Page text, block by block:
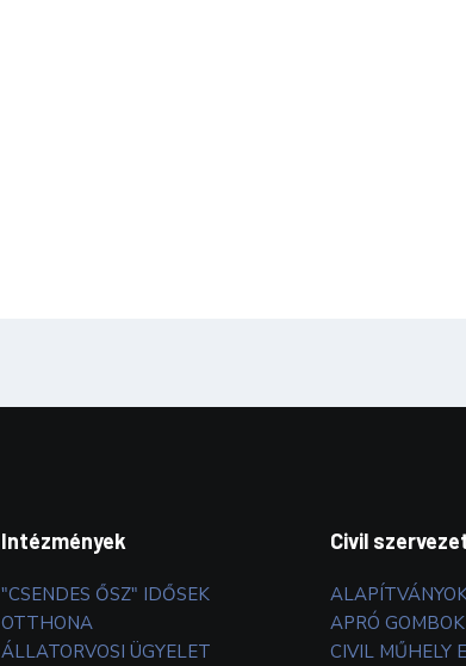
Intézmények
"CSENDES ŐSZ" IDŐSEK
OTTHONA
ÁLLATORVOSI ÜGYELET
Civil
APRÓ
CIVIL MŰHELY